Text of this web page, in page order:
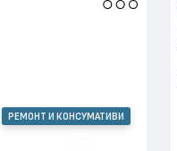
РЕМОНТ И КОНСУМАТИВИ